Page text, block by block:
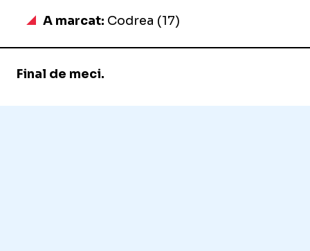
A marcat: Codrea (17)
Final de meci.